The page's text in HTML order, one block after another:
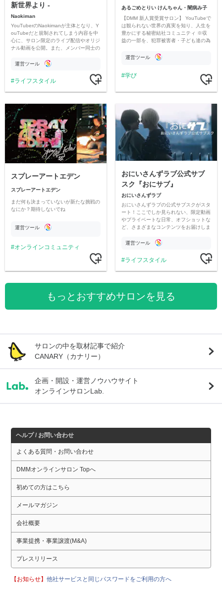
新世界より -
Naokiman
YouTuberのNaokimanが主体となり、Y
ouTubeだと規制されてしまう内容を中
心に、サロン限定のライブ配信やオリジ
ナル動画を公開。また、メンバー同士の
ただいています。
運営ツール
ライフスタイル
あるごめとりい けんちゃん・闇病み子
【DMM 新人賞受賞サロン】 YouTubeで
は観られない世界の真実を知り、人生を
豊かにする秘密結社コミュニティ ※収
益の一部を、犯罪被害者・子ども達の為
す運営ツール
学び
スプレーアートエデン
スプレーアートエデン
まだ何も決まっていないが新たな挑戦の
なにか？期待しないでね
運営ツール
オンラインコミュニティ
おにいさんずラブ公式サブ
スク『おにサブ』
おにいさんずラブ
おにいさんずラブの公式サブスクがスタ
ート！ここでしか見られない、限定動画
やプライベートな日常、オフショットな
ど、さまざまなコンテンツをお届けしま
運営ツール
ライフスタイル
もっとおすすめサロンを見る
サロンの中を取材記事で紹介
CANARY（カナリー）
企画・開設・運営ノウハウサイト
オンラインサロンLab.
ヘルプ / お問い合わせ
よくある質問・お問い合わせ
DMMオンラインサロン Topへ
初めての方はこちら
メールマガジン
会社概要
事業提携・事業譲渡(M&A)
プレスリリース
【お知らせ】他社サービスと同じパスワードをご利用の方へ